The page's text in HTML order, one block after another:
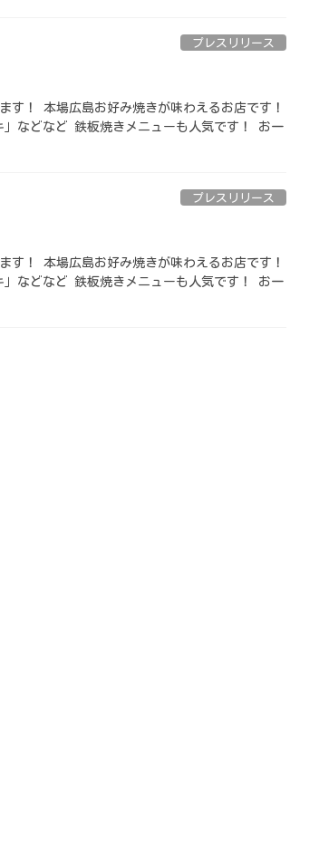
プレスリリース
す！ 本場広島お好み焼きが味わえるお店です！
」などなど 鉄板焼きメニューも人気です！ お一
プレスリリース
す！ 本場広島お好み焼きが味わえるお店です！
」などなど 鉄板焼きメニューも人気です！ お一